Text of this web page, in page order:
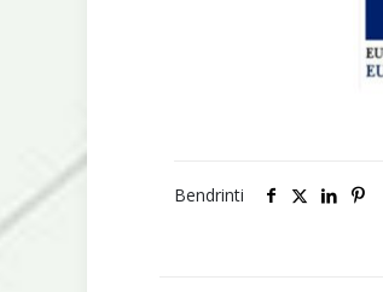
Bendrinti